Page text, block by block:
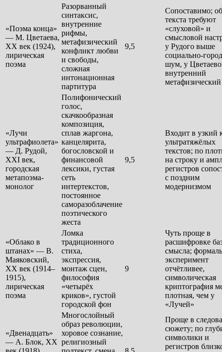
«Поэма конца»
— М. Цветаева,
XX век (1924),
лирическая
поэма
Разорванный
синтаксис,
внутренние
рифмы,
метафизический
конфликт любви
и свободы,
сложная
интонационная
партитура
9,5
Сопоставимо;
текста требуют
«слуховой» и
смысловой
у Рудого выше
социально-
шум, у
внутренний
«Лучи
ультрафиолета»
— Д. Рудой,
XXI век,
городская
метапоэма-
монолог
Полифонический
голос,
скачкообразная
композиция,
сплав жаргона,
канцелярита,
богословской и
финансовой
лексики, густая
сеть
интертекстов,
постоянное
саморазоблачение
поэтического
жеста
9,5
Входит в узкий
ультратяжёлых
текстов; по
на строку и
регистров
с поздним
модернизмом
«Облако в
штанах» — В.
Маяковский,
XX век (1914–
1915),
лирическая
поэма
Ломка
традиционного
стиха,
экспрессия,
монтаж сцен,
философия
«четырёх
криков», густой
городской фон
9
Чуть проще в
расшифровке
смысла;
эксперимент
отчётливее,
символическая
криптография
плотная, чем у
«Лучей»
«Двенадцать»
— А. Блок, XX
Многослойный
образ революции,
хоровое сознание,
религиозный
Проще в
сюжету; по
символики и
регистров